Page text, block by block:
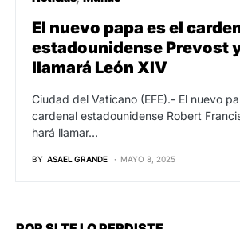
El nuevo papa es el
estadounidense Prevost
llamará León XIV
Ciudad del Vaticano (EFE).- El nuevo
cardenal estadounidense Robert
hará llamar…
BY ASAEL GRANDE MAYO 8, 2025